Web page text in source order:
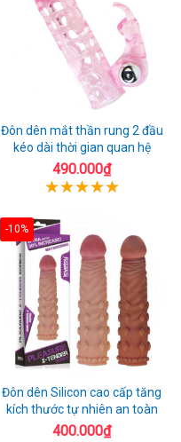
Đôn dên mắt thần rung 2 đầu
kéo dài thời gian quan hệ
490.000₫
-10%
Đôn dên Silicon cao cấp tăng
kích thước tự nhiên an toàn
400.000₫